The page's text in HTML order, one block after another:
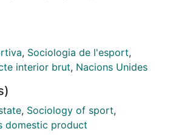
si el fútbol puede
empírico econométrico se
el desarrollo en términos
como en términos del Índice de
sugieren que la
de selecciones nacionales
complementar nuestra
, Sociologia de l'esport,
interior brut, Nacions Unides
, Sociology of sport,
domestic product